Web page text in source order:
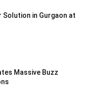
Solution in Gurgaon at
Massive Buzz